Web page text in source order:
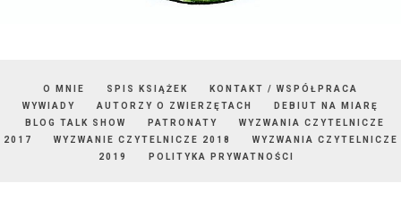
O MNIE SPIS KSIĄŻEK
KONTAKT / WSPÓŁPRACA
WYWIADY
AUTORZY O ZWIERZĘTACH
DEBIUT NA MIARĘ
BLOG TALK SHOW
PATRONATY
WYZWANIA CZYTELNICZE
2017
WYZWANIE CZYTELNICZE 2018
WYZWANIA CZYTELNICZE
2019
POLITYKA PRYWATNOŚCI